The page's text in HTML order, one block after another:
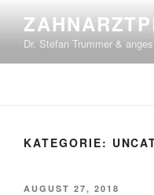
Inhalt
springenDr. Stefan Trummer &
KATEGORIE:
VERÖFFENTLICHT
AUGUST 27, 2018